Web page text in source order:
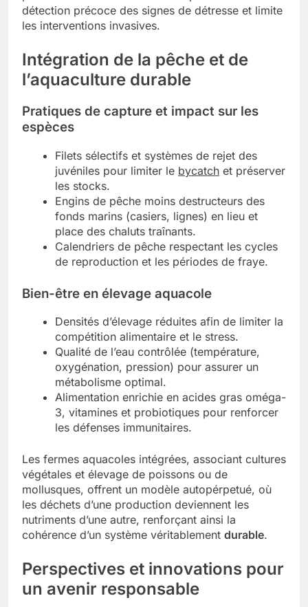
détection précoce des signes de détresse et limite
les interventions invasives.
Intégration de la pêche et de
l’aquaculture durable
Pratiques de capture et impact sur les
espèces
Filets sélectifs et systèmes de rejet des
juvéniles pour limiter le bycatch et préserver
les stocks.
Engins de pêche moins destructeurs des
fonds marins (casiers, lignes) en lieu et
place des chaluts traînants.
Calendriers de pêche respectant les cycles
de reproduction et les périodes de fraye.
Bien-être en élevage aquacole
Densités d’élevage réduites afin de limiter la
compétition alimentaire et le stress.
Qualité de l’eau contrôlée (température,
oxygénation, pression) pour assurer un
métabolisme optimal.
Alimentation enrichie en acides gras oméga-
3, vitamines et probiotiques pour renforcer
les défenses immunitaires.
Les fermes aquacoles intégrées, associant cultures
végétales et élevage de poissons ou de
mollusques, offrent un modèle autopérpetué, où
les déchets d’une production deviennent les
nutriments d’une autre, renforçant ainsi la
cohérence d’un système véritablement durable.
Perspectives et innovations pour
un avenir responsable